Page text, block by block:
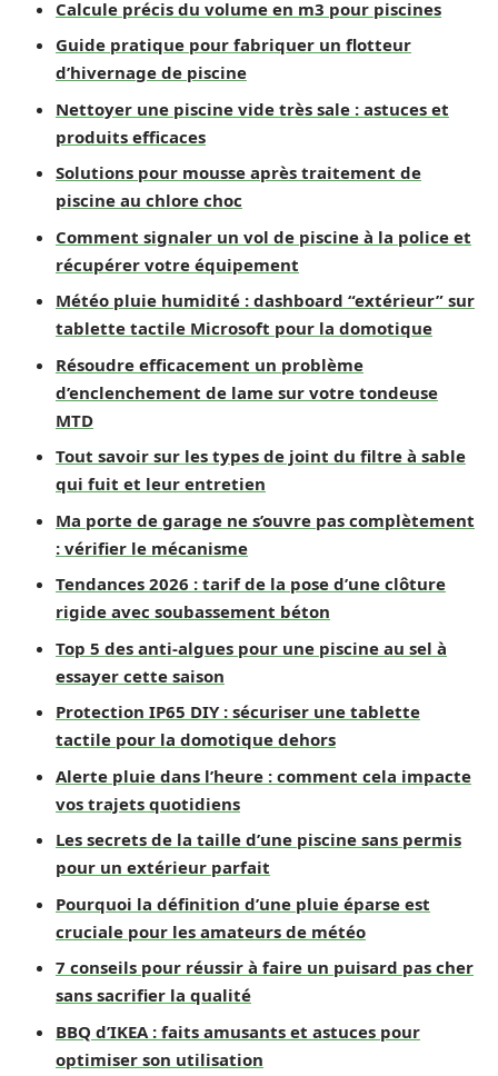
Calcule précis du volume en m3 pour piscines
Guide pratique pour fabriquer un flotteur
d’hivernage de piscine
Nettoyer une piscine vide très sale : astuces et
produits efficaces
Solutions pour mousse après traitement de
piscine au chlore choc
Comment signaler un vol de piscine à la police et
récupérer votre équipement
Météo pluie humidité : dashboard “extérieur” sur
tablette tactile Microsoft pour la domotique
Résoudre efficacement un problème
d’enclenchement de lame sur votre tondeuse
MTD
Tout savoir sur les types de joint du filtre à sable
qui fuit et leur entretien
Ma porte de garage ne s’ouvre pas complètement
: vérifier le mécanisme
Tendances 2026 : tarif de la pose d’une clôture
rigide avec soubassement béton
Top 5 des anti-algues pour une piscine au sel à
essayer cette saison
Protection IP65 DIY : sécuriser une tablette
tactile pour la domotique dehors
Alerte pluie dans l’heure : comment cela impacte
vos trajets quotidiens
Les secrets de la taille d’une piscine sans permis
pour un extérieur parfait
Pourquoi la définition d’une pluie éparse est
cruciale pour les amateurs de météo
7 conseils pour réussir à faire un puisard pas cher
sans sacrifier la qualité
BBQ d’IKEA : faits amusants et astuces pour
optimiser son utilisation